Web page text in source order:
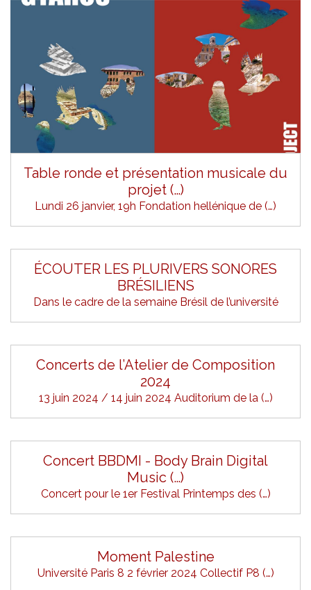
Table ronde et présentation musicale du
projet (…)
Lundi 26 janvier, 19h Fondation hellénique de (…)
ÉCOUTER LES PLURIVERS SONORES
BRÉSILIENS
Dans le cadre de la semaine Brésil de l’université
Concerts de l’Atelier de Composition
2024
13 juin 2024 / 14 juin 2024 Auditorium de la (…)
Concert BBDMI - Body Brain Digital
Music (…)
Concert pour le 1er Festival Printemps des (…)
Moment Palestine
Université Paris 8 2 février 2024 Collectif P8 (…)